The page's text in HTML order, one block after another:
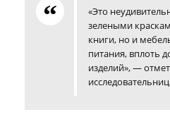
«Это
зелеными
книги, но и
питания, вплоть
изделий», —